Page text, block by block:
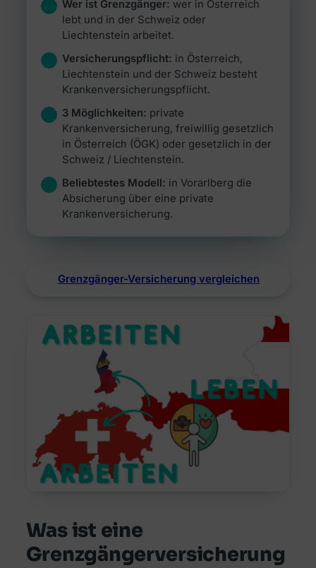
Zur Übersicht Finanzierung →
Jetzt vergleichen →
Zur Übersicht Versicherung →
Zur Übersicht Investment →
Beiträge rund um Finanzierung, Versicherung &
Anlegen.
Zum Ratgeber →
Zur Übersicht Ratgeber →
Wer ist Grenzgänger: wer in Österreich
lebt und in der Schweiz oder
Liechtenstein arbeitet.
Versicherungspflicht: in Österreich,
Liechtenstein und der Schweiz besteht
Krankenversicherungspflicht.
3 Möglichkeiten: private
Krankenversicherung, freiwillig gesetzlich
in Österreich (ÖGK) oder gesetzlich in der
Schweiz / Liechtenstein.
Beliebtestes Modell: in Vorarlberg die
Absicherung über eine private
Krankenversicherung.
Grenzgänger-Versicherung vergleichen
Was ist eine
Grenzgängerversicherung